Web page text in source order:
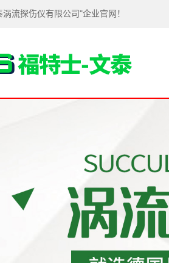
流探伤仪有限公司"企业官网！